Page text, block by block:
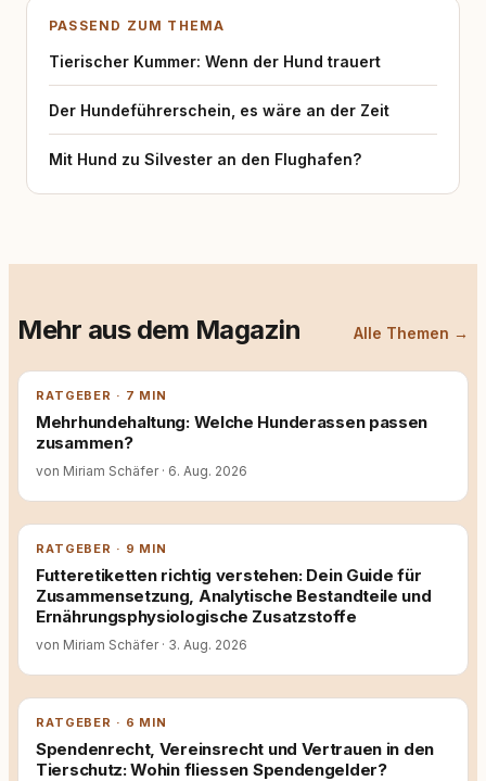
PASSEND ZUM THEMA
Tierischer Kummer: Wenn der Hund trauert
Der Hundeführerschein, es wäre an der Zeit
Mit Hund zu Silvester an den Flughafen?
Mehr aus dem Magazin Alle Themen →
RATGEBER · 7 MIN
Mehrhundehaltung: Welche Hunderassen passen
zusammen?
von Miriam Schäfer · 6. Aug. 2026
RATGEBER · 9 MIN
Futteretiketten richtig verstehen: Dein Guide für
Zusammensetzung, Analytische Bestandteile und
Ernährungsphysiologische Zusatzstoffe
von Miriam Schäfer · 3. Aug. 2026
RATGEBER · 6 MIN
Spendenrecht, Vereinsrecht und Vertrauen in den
Tierschutz: Wohin fliessen Spendengelder?